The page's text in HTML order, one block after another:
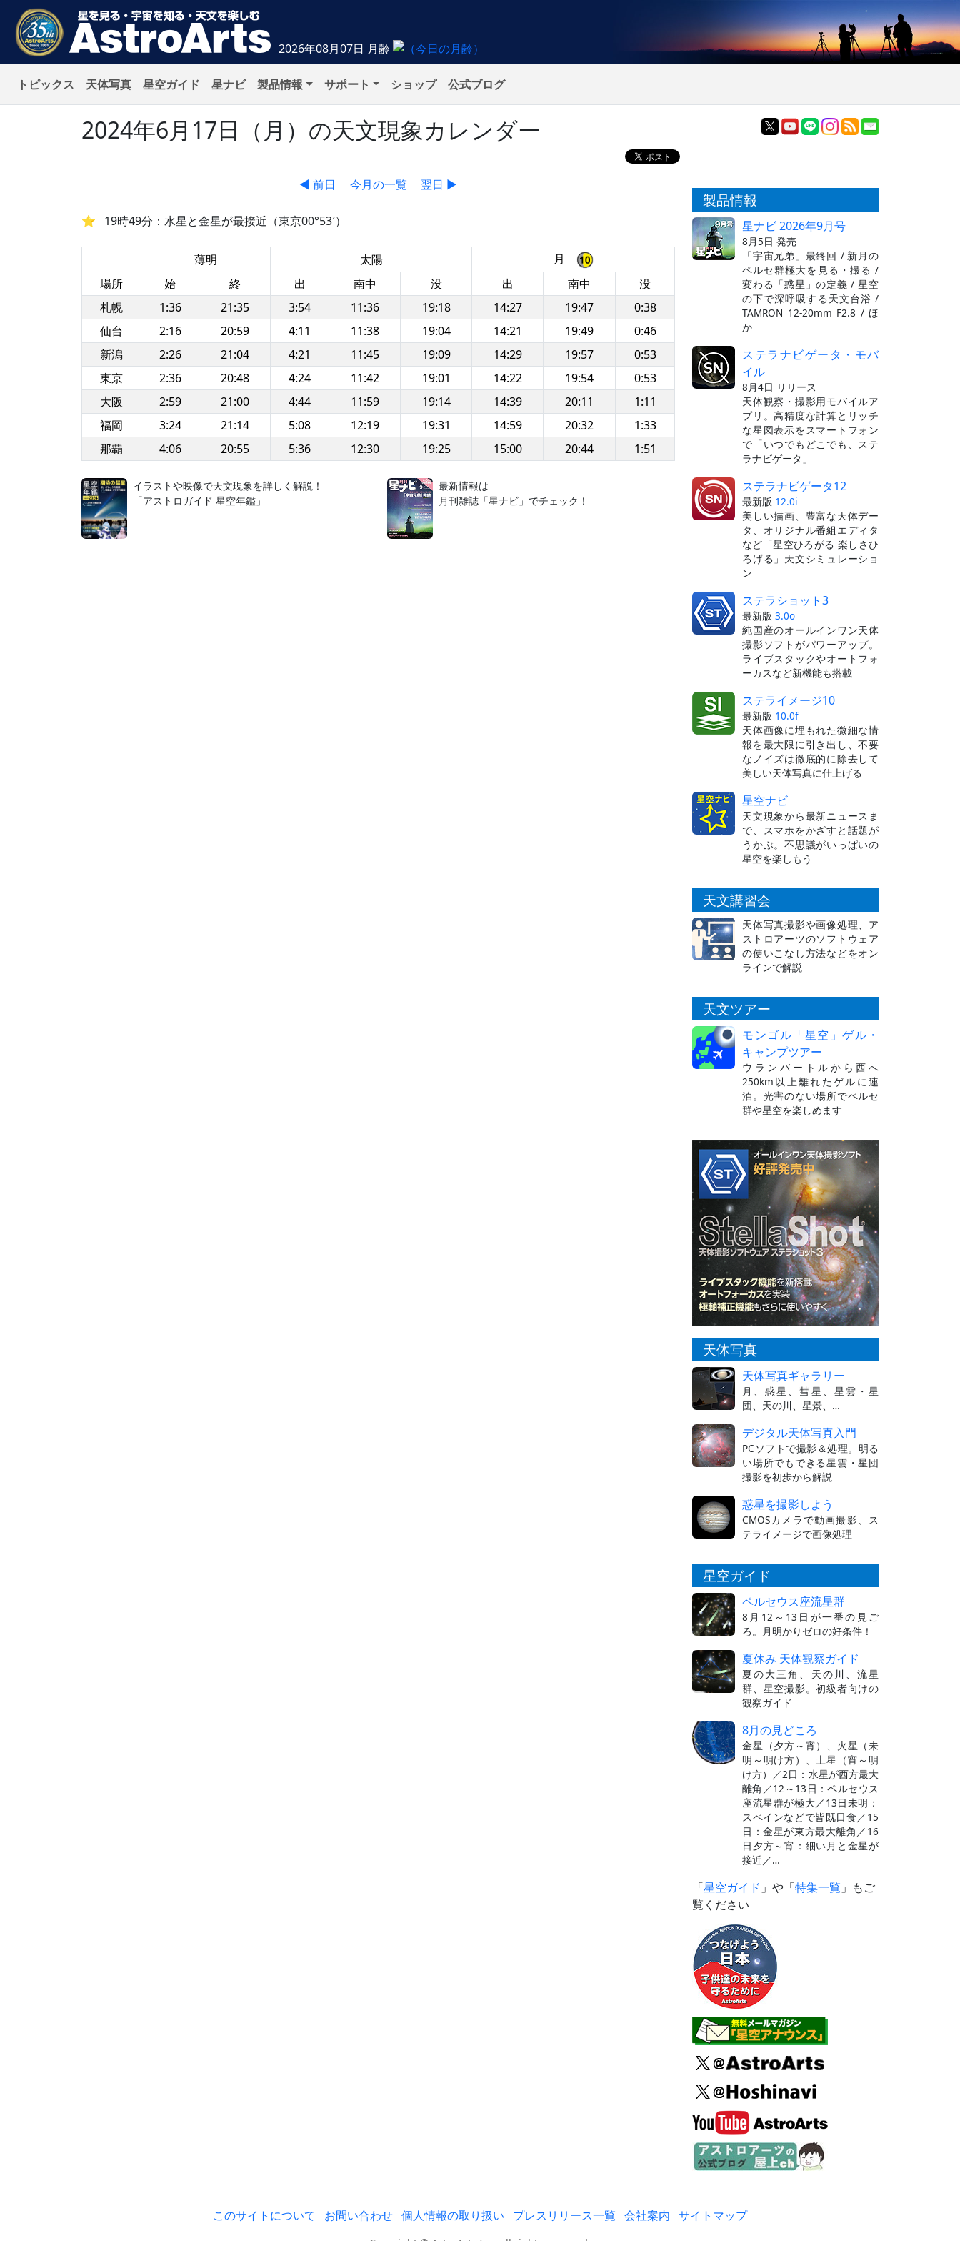
2026年08月07日 月齢
トピックス 天体写真 星空ガイド 星ナビ 製品情報 サポート ショップ 公式ブログ
2024年6月17日（月）の天文現象カレンダー
◀ 前日 今月の一覧 翌日 ▶
19時49分：水星と金星が最接近（東京00°53′）
薄明 太陽
月
場所
始 終 出 南中 没 出 南中
没
札幌
1:36 21:35 3:54 11:36 19:18 14:27 19:47
0:38
仙台
2:16 20:59 4:11 11:38 19:04 14:21 19:49
0:46
新潟
2:26 21:04 4:21 11:45 19:09 14:29 19:57
0:53
東京
2:36 20:48 4:24 11:42 19:01 14:22 19:54
0:53
大阪
2:59 21:00 4:44 11:59 19:14 14:39 20:11
1:11
福岡
3:24 21:14 5:08 12:19 19:31 14:59 20:32
1:33
那覇
4:06 20:55 5:36 12:30 19:25 15:00 20:44 1:51
イラストや映像で天文現象を詳しく解説！
「アストロガイド 星空年鑑」
最新情報は
月刊雑誌「星ナビ」でチェック！
製品情報
星ナビ 2026年9月号
8月5日 発売
「宇宙兄弟」最終回 / 新月の
ペルセ群極大を見る・撮る /
変わる「惑星」の定義 / 星空
の下で深呼吸する天文台浴 /
TAMRON 12-20mm F2.8 / ほ
か
ステラナビゲータ・モバ
イル
8月4日 リリース
天体観察・撮影用モバイルア
プリ。高精度な計算とリッチ
な星図表示をスマートフォン
で「いつでもどこでも、ステ
ラナビゲータ」
ステラナビゲータ12
最新版 12.0i
美しい描画、豊富な天体デー
タ、オリジナル番組エディタ
など「星空ひろがる 楽しさひ
ろげる」天文シミュレーショ
ン
ステラショット3
最新版 3.0o
純国産のオールインワン天体
撮影ソフトがパワーアップ。
ライブスタックやオートフォ
ーカスなど新機能も搭載
ステライメージ10
最新版 10.0f
天体画像に埋もれた微細な情
報を最大限に引き出し、不要
なノイズは徹底的に除去して
美しい天体写真に仕上げる
星空ナビ
天文現象から最新ニュースま
で、スマホをかざすと話題が
うかぶ。不思議がいっぱいの
星空を楽しもう
天文講習会
天体写真撮影や画像処理、ア
ストロアーツのソフトウェア
の使いこなし方法などをオン
ラインで解説
天文ツアー
モンゴル「星空」ゲル・
キャンプツアー
ウランバートルから西へ
250km以上離れたゲルに連
泊。光害のない場所でペルセ
群や星空を楽しめます
天体写真
天体写真ギャラリー
月、惑星、彗星、星雲・星
団、天の川、星景、…
デジタル天体写真入門
PCソフトで撮影＆処理。明る
い場所でもできる星雲・星団
撮影を初歩から解説
惑星を撮影しよう
CMOSカメラで動画撮影、ス
テライメージで画像処理
星空ガイド
ペルセウス座流星群
8月12～13日が一番の見ご
ろ。月明かりゼロの好条件！
夏休み 天体観察ガイド
夏の大三角、天の川、流星
群、星空撮影。初級者向けの
観察ガイド
8月の見どころ
金星（夕方～宵）、火星（未
明～明け方）、土星（宵～明
け方）／2日：水星が西方最大
離角／12～13日：ペルセウス
座流星群が極大／13日未明：
スペインなどで皆既日食／15
日：金星が東方最大離角／16
日夕方～宵：細い月と金星が
接近／…
「星空ガイド 」や「特集一覧 」もご
覧ください
このサイトについて お問い合わせ 個人情報の取り扱い プレスリリース一覧 会社案内 サイトマップ